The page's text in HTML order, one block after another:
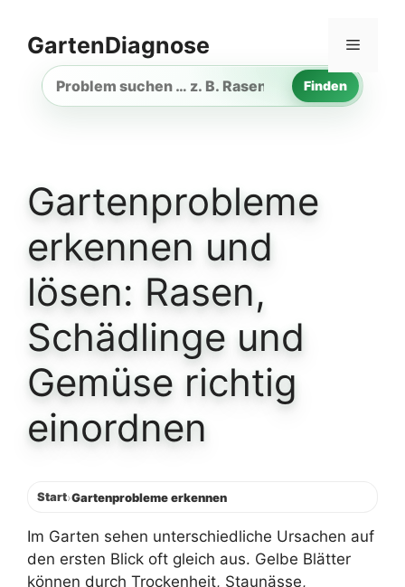
Inhalt
springen
GartenDiagnose Menü
Gartenproblem
Finden
Gartenprobleme
erkennen und
lösen: Rasen,
Schädlinge und
Gemüse richtig
einordnen
Start›Gartenprobleme erkennen
Im Garten sehen unterschiedliche Ursachen auf
den ersten Blick oft gleich aus. Gelbe Blätter
können durch Trockenheit, Staunässe,